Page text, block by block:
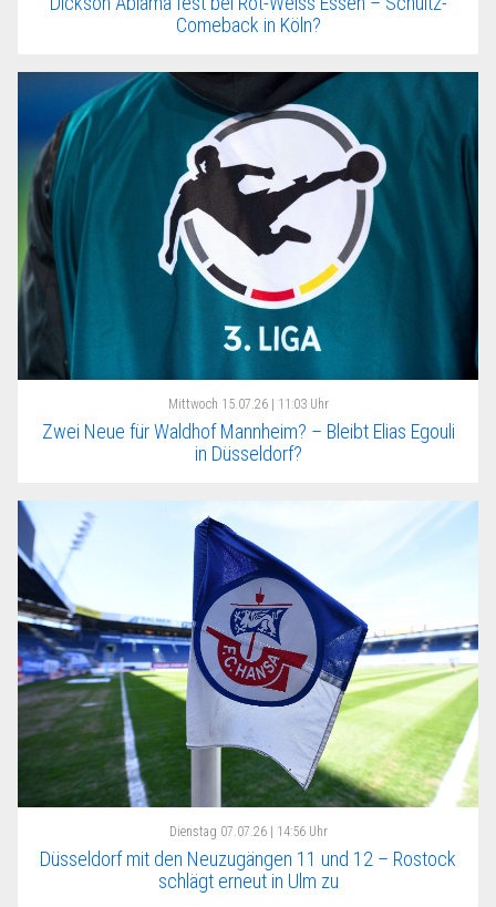
Comeback in Köln?
Mittwoch 15.07.26 | 11:03 Uhr
Zwei Neue für Waldhof Mannheim? – Bleibt Elias Egouli
in Düsseldorf?
Dienstag 07.07.26 | 14:56 Uhr
Düsseldorf mit den Neuzugängen 11 und 12 – Rostock
schlägt erneut in Ulm zu